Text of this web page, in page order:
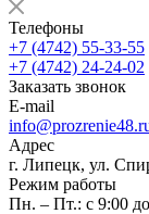
Телефоны
+7 (4742) 55-33-55
+7 (4742) 24-24-02
Заказать звонок
E-mail
Адрес
г. Липецк, ул.
Режим работы
Пн. – Пт.: с 9:00